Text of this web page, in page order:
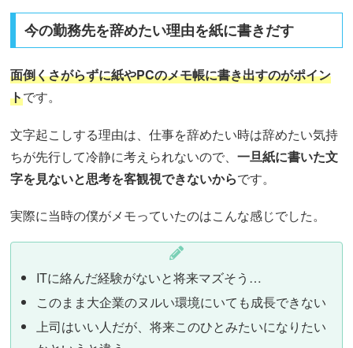
今の勤務先を辞めたい理由を紙に書きだす
面倒くさがらずに紙やPCのメモ帳に書き出すのがポイン
トです。
文字起こしする理由は、仕事を辞めたい時は辞めたい気持
ちが先行して冷静に考えられないので、一旦紙に書いた文
字を見ないと思考を客観視できないからです。
実際に当時の僕がメモっていたのはこんな感じでした。
ITに絡んだ経験がないと将来マズそう…
このまま大企業のヌルい環境にいても成長できない
上司はいい人だが、将来このひとみたいになりたい